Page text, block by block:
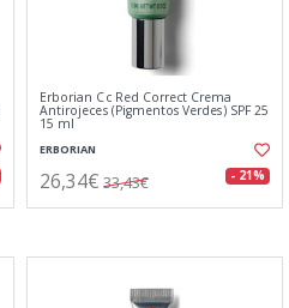
Erborian Cc Red Correct Crema
Antirojeces (Pigmentos Verdes) SPF 25
15 ml
ERBORIAN
26,34€ 33,43€ - 21%